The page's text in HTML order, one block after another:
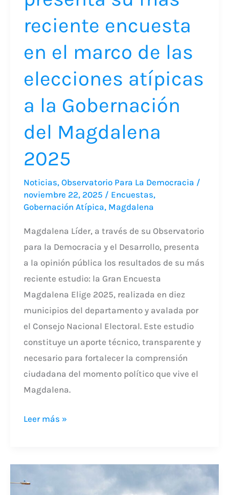
reciente encuesta
en el marco de las
elecciones atípicas
a la Gobernación
del Magdalena
2025
Noticias, Observatorio Para La Democracia /
noviembre 22, 2025 / Encuestas,
Gobernación Atípica, Magdalena
Magdalena Líder, a través de su Observatorio
para la Democracia y el Desarrollo, presenta
a la opinión pública los resultados de su más
reciente estudio: la Gran Encuesta
Magdalena Elige 2025, realizada en diez
municipios del departamento y avalada por
el Consejo Nacional Electoral. Este estudio
constituye un aporte técnico, transparente y
necesario para fortalecer la comprensión
ciudadana del momento político que vive el
Magdalena.
las
elecciones
a
la
Gobernación
del
2025
Leer más »
a